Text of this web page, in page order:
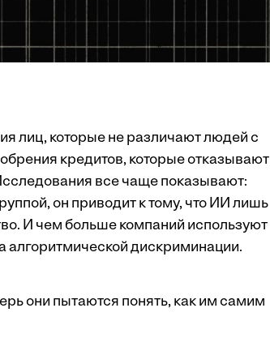
лиц, которые не различаютлюдей с
кредитов, которыеотказывают
все чаще показывают:
он приводит к тому, что ИИ лишь
И чем больше компаний используют
алгоритмической дискриминации.
они пытаются понять, как им самим